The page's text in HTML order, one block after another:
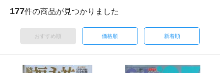
177件の商品が見つかりました
おすすめ順 価格順 新着順